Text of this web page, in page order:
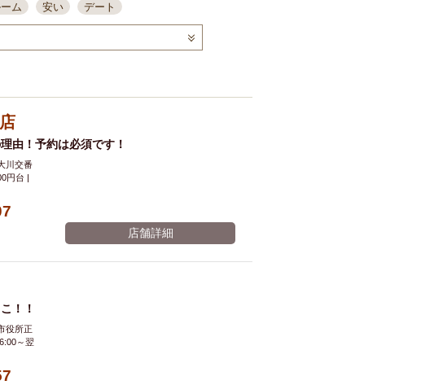
ム 安い
デート
席 記念日 泡盛
喫煙可
人気 大部屋30名
カウンター
ラフト
テレビ 飲み会
和食
ら
円以上コース
あり
給料日）
由！予約は必須です！
川交番
円台 |
店舗詳細
！！
役所正
～翌